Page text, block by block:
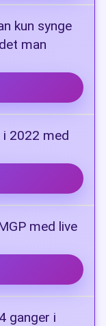
kun synge
man
i 2022 med
med live
ganger i